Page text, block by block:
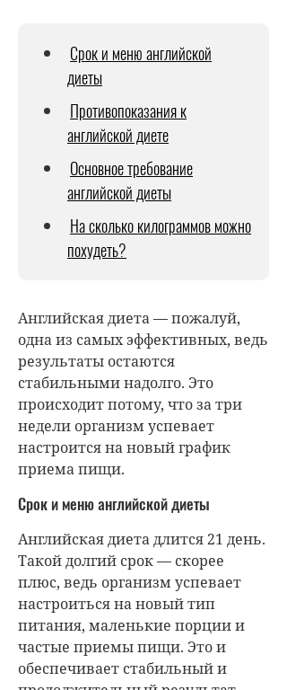
Срок и меню английской
диеты
Противопоказания к
английской диете
Основное требование
английской диеты
На сколько килограммов можно
похудеть?
Английская диета — пожалуй,
одна из самых эффективных, ведь
результаты остаются
стабильными надолго. Это
происходит потому, что за три
недели организм успевает
настроится на новый график
приема пищи.
Срок и меню английской диеты
Английская диета длится 21 день.
Такой долгий срок — скорее
плюс, ведь организм успевает
настроиться на новый тип
питания, маленькие порции и
частые приемы пищи. Это и
обеспечивает стабильный и